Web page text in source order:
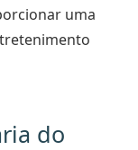
uma
do